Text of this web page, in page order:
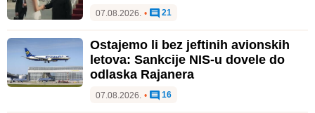
07.08.2026. • 21
Ostajemo li bez jeftinih avionskih
letova: Sankcije NIS-u dovele do
odlaska Rajanera
07.08.2026. • 16